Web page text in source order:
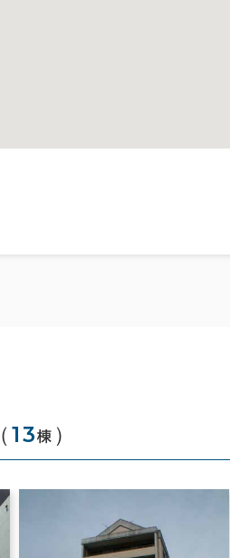
（13棟 ）